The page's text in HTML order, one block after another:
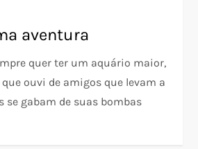
aventura
quer ter um aquário maior,
ouvi de amigos que levam a
se gabam de suas bombas